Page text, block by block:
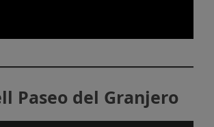
Paseo del Granjero